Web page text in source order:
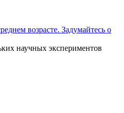
возрасте. Задумайтесь о
научных экспериментов